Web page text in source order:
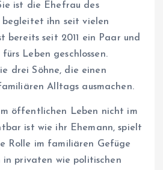
ist die Ehefrau des
begleitet ihn seit vielen
bereits seit 2011 ein Paar und
Leben geschlossen.
drei Söhne, die einen
Alltags ausmachen.
öffentlichen Leben nicht im
ist wie ihr Ehemann, spielt
Rolle im familiären Gefüge
privaten wie politischen